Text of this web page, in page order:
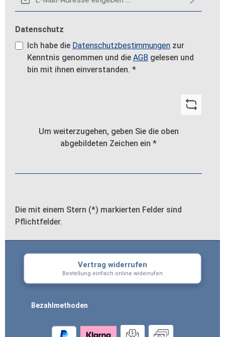
Datenschutz
Ich habe die Datenschutzbestimmungen zur
Kenntnis genommen und die AGB gelesen und
bin mit ihnen einverstanden. *
Um weiterzugehen, geben Sie die oben
abgebildeten Zeichen ein *
Die mit einem Stern (*) markierten Felder sind
Pflichtfelder.
Vertrag widerrufen
Bestellung einfach online widerrufen
Bezahlmethoden